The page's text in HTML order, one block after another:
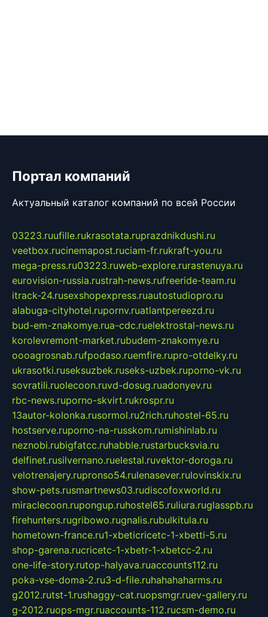
Портал компаний
Актуальный каталог компаний по всей России
03223.ruufille.rukrasotata.ruprazdnikdushi.ru
veetbox.rucinemapost.ruciam-fr.rukraft-you.ru
mega-press.ru03223.ruweb-explore.rurastenuya.ru
eurovision-russia.rustrah-news.rufreeride-team.ru
itrack-24.rusexshopexpress.ruautostudiopro.ru
alabuga-cityhotel.rupornv.ruatlantpereezd.ru
bud-em-znakomye.rua-cdc.ruelektrostal-news.ru
korolevremont-market.rubudem-znakomye.ru
oooagrosnab.rufpodaso.ruemfire.rupro-otdelky.ru
ukrasotki.ruseksuzbek.ruseks-uzbek.ruporno-vk.ru
sovratili.ruolecoon.ruvd-dosug.ruadonyev.ru
rbc-news.ruporno-skvirt.rukrospr.ru
13autor-kolonka.rusormol.ru2rich.ruhostel-65.ru
hostserve.ruporno-na-russkom.rumishinlab.ru
neznobi.rubigfatcc.ruhabble.rustarbucksvia.ru
delfinet.rusilvernano.ruelestal.ruvektor-doroga.ru
velotrenajery.rupronso54.rulenasever.rulovinskix.ru
show-pets.rusmartnews03.rudiscofoxworld.ru
miraclecoon.rupongup.ruhostel65.ruliura.ruglasspb.ru
firehunters.rugribowo.rugnalis.rubulkitula.ru
hometown-france.ru1-xbeticricetc-1-xbetti-5.ru
shop-garena.rucricetc-1-xbetr-1-xbetcc-2.ru
one-life-story.rutop-halyava.ruaccounts112.ru
poka-vse-doma-2.ru3-d-file.ruhahahaharms.ru
g2012.rutst-1.rushaggy-cat.ruopsmgr.ruev-gallery.ru
g-2012.ruops-mgr.ruaccounts-112.rucsm-demo.ru